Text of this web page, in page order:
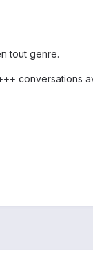
tout genre.
conversations